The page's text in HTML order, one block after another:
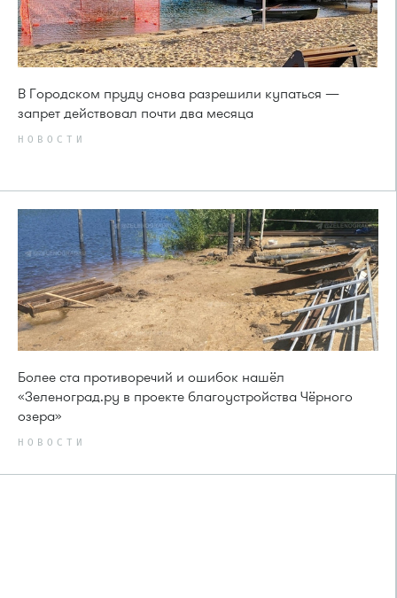
В Городском пруду снова разрешили купаться —
запрет действовал почти два месяца
НОВОСТИ
Более ста противоречий и ошибок нашёл
«Зеленоград.ру в проекте благоустройства Чёрного
озера»
НОВОСТИ